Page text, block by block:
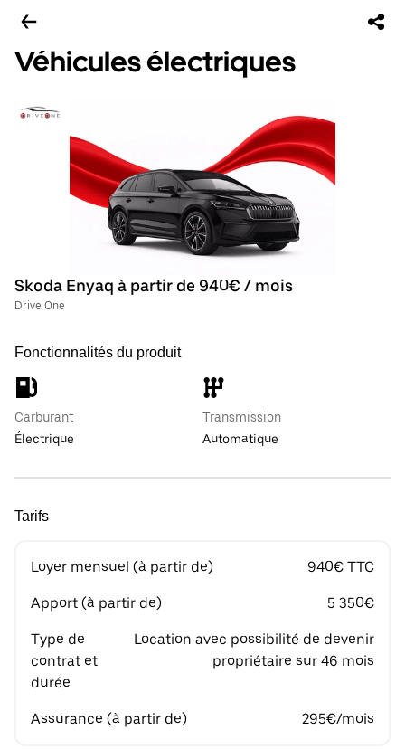
Véhicules électriques
Skoda Enyaq à partir de 940€ / mois
Drive One
Fonctionnalités du produit
Carburant
Électrique
Transmission
Automatique
Tarifs
Loyer mensuel (à partir de) 940€ TTC
Apport (à partir de) 5 350€
Type de
contrat et
durée
Location avec possibilité de devenir
propriétaire sur 46 mois
Assurance (à partir de) 295€/mois